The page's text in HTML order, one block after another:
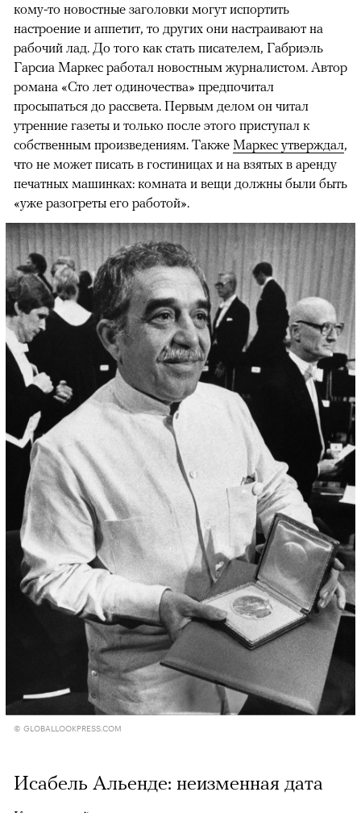
кому-то новостные заголовки могут испортить
настроение и аппетит, то других они настраивают на
рабочий лад. До того как стать писателем, Габриэль
Гарсиа Маркес работал новостным журналистом. Автор
романа «Сто лет одиночества» предпочитал
просыпаться до рассвета. Первым делом он читал
утренние газеты и только после этого приступал к
собственным произведениям. Также Маркес утверждал,
что не может писать в гостиницах и на взятых в аренду
печатных машинках: комната и вещи должны были быть
«уже разогреты его работой».
© GLOBALLOOKPRESS.COM
Исабель Альенде: неизменная дата